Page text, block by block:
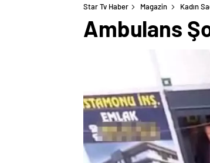
Star Tv Haber Magazin Kadın
Ambulans